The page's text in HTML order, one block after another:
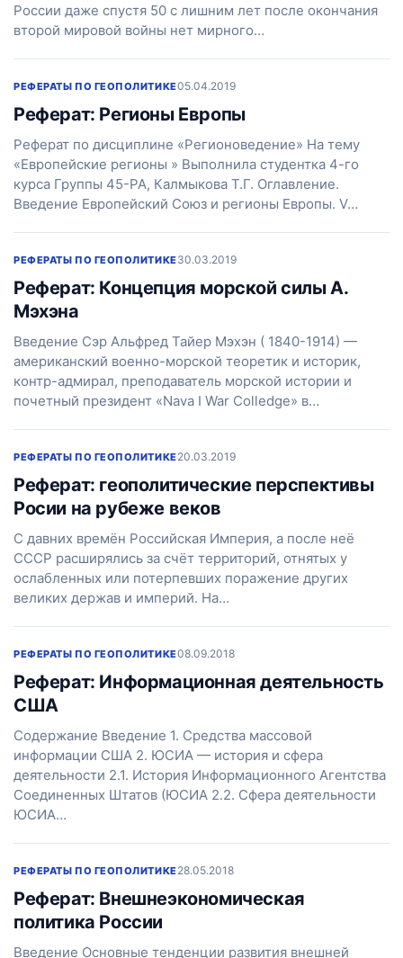
России даже спустя 50 с лишним лет после окончания
второй мировой войны нет мирного…
РЕФЕРАТЫ ПО ГЕОПОЛИТИКЕ05.04.2019
Реферат: Регионы Европы
Реферат по дисциплине «Регионоведение» На тему
«Европейские регионы » Выполнила студентка 4-го
курса Группы 45-РА, Калмыкова Т.Г. Оглавление.
Введение Европейский Союз и регионы Европы. V…
РЕФЕРАТЫ ПО ГЕОПОЛИТИКЕ30.03.2019
Реферат: Концепция морской силы А.
Мэхэна
Введение Сэр Альфред Тайер Мэхэн ( 1840-1914) —
американский военно-морской теоретик и историк,
контр-адмирал, преподаватель морской истории и
почетный президент «Nava I War Colledge» в…
РЕФЕРАТЫ ПО ГЕОПОЛИТИКЕ20.03.2019
Реферат: геополитические перспективы
Росии на рубеже веков
С давних времён Российская Империя, а после неё
СССР расширялись за счёт территорий, отнятых у
ослабленных или потерпевших поражение других
великих держав и империй. На…
РЕФЕРАТЫ ПО ГЕОПОЛИТИКЕ08.09.2018
Реферат: Информационная деятельность
США
Содержание Введение 1. Средства массовой
информации США 2. ЮСИА — история и сфера
деятельности 2.1. История Информационного Агентства
Соединенных Штатов (ЮСИА 2.2. Сфера деятельности
ЮСИА…
РЕФЕРАТЫ ПО ГЕОПОЛИТИКЕ28.05.2018
Реферат: Внешнеэкономическая
политика России
Введение Основные тенденции развития внешней